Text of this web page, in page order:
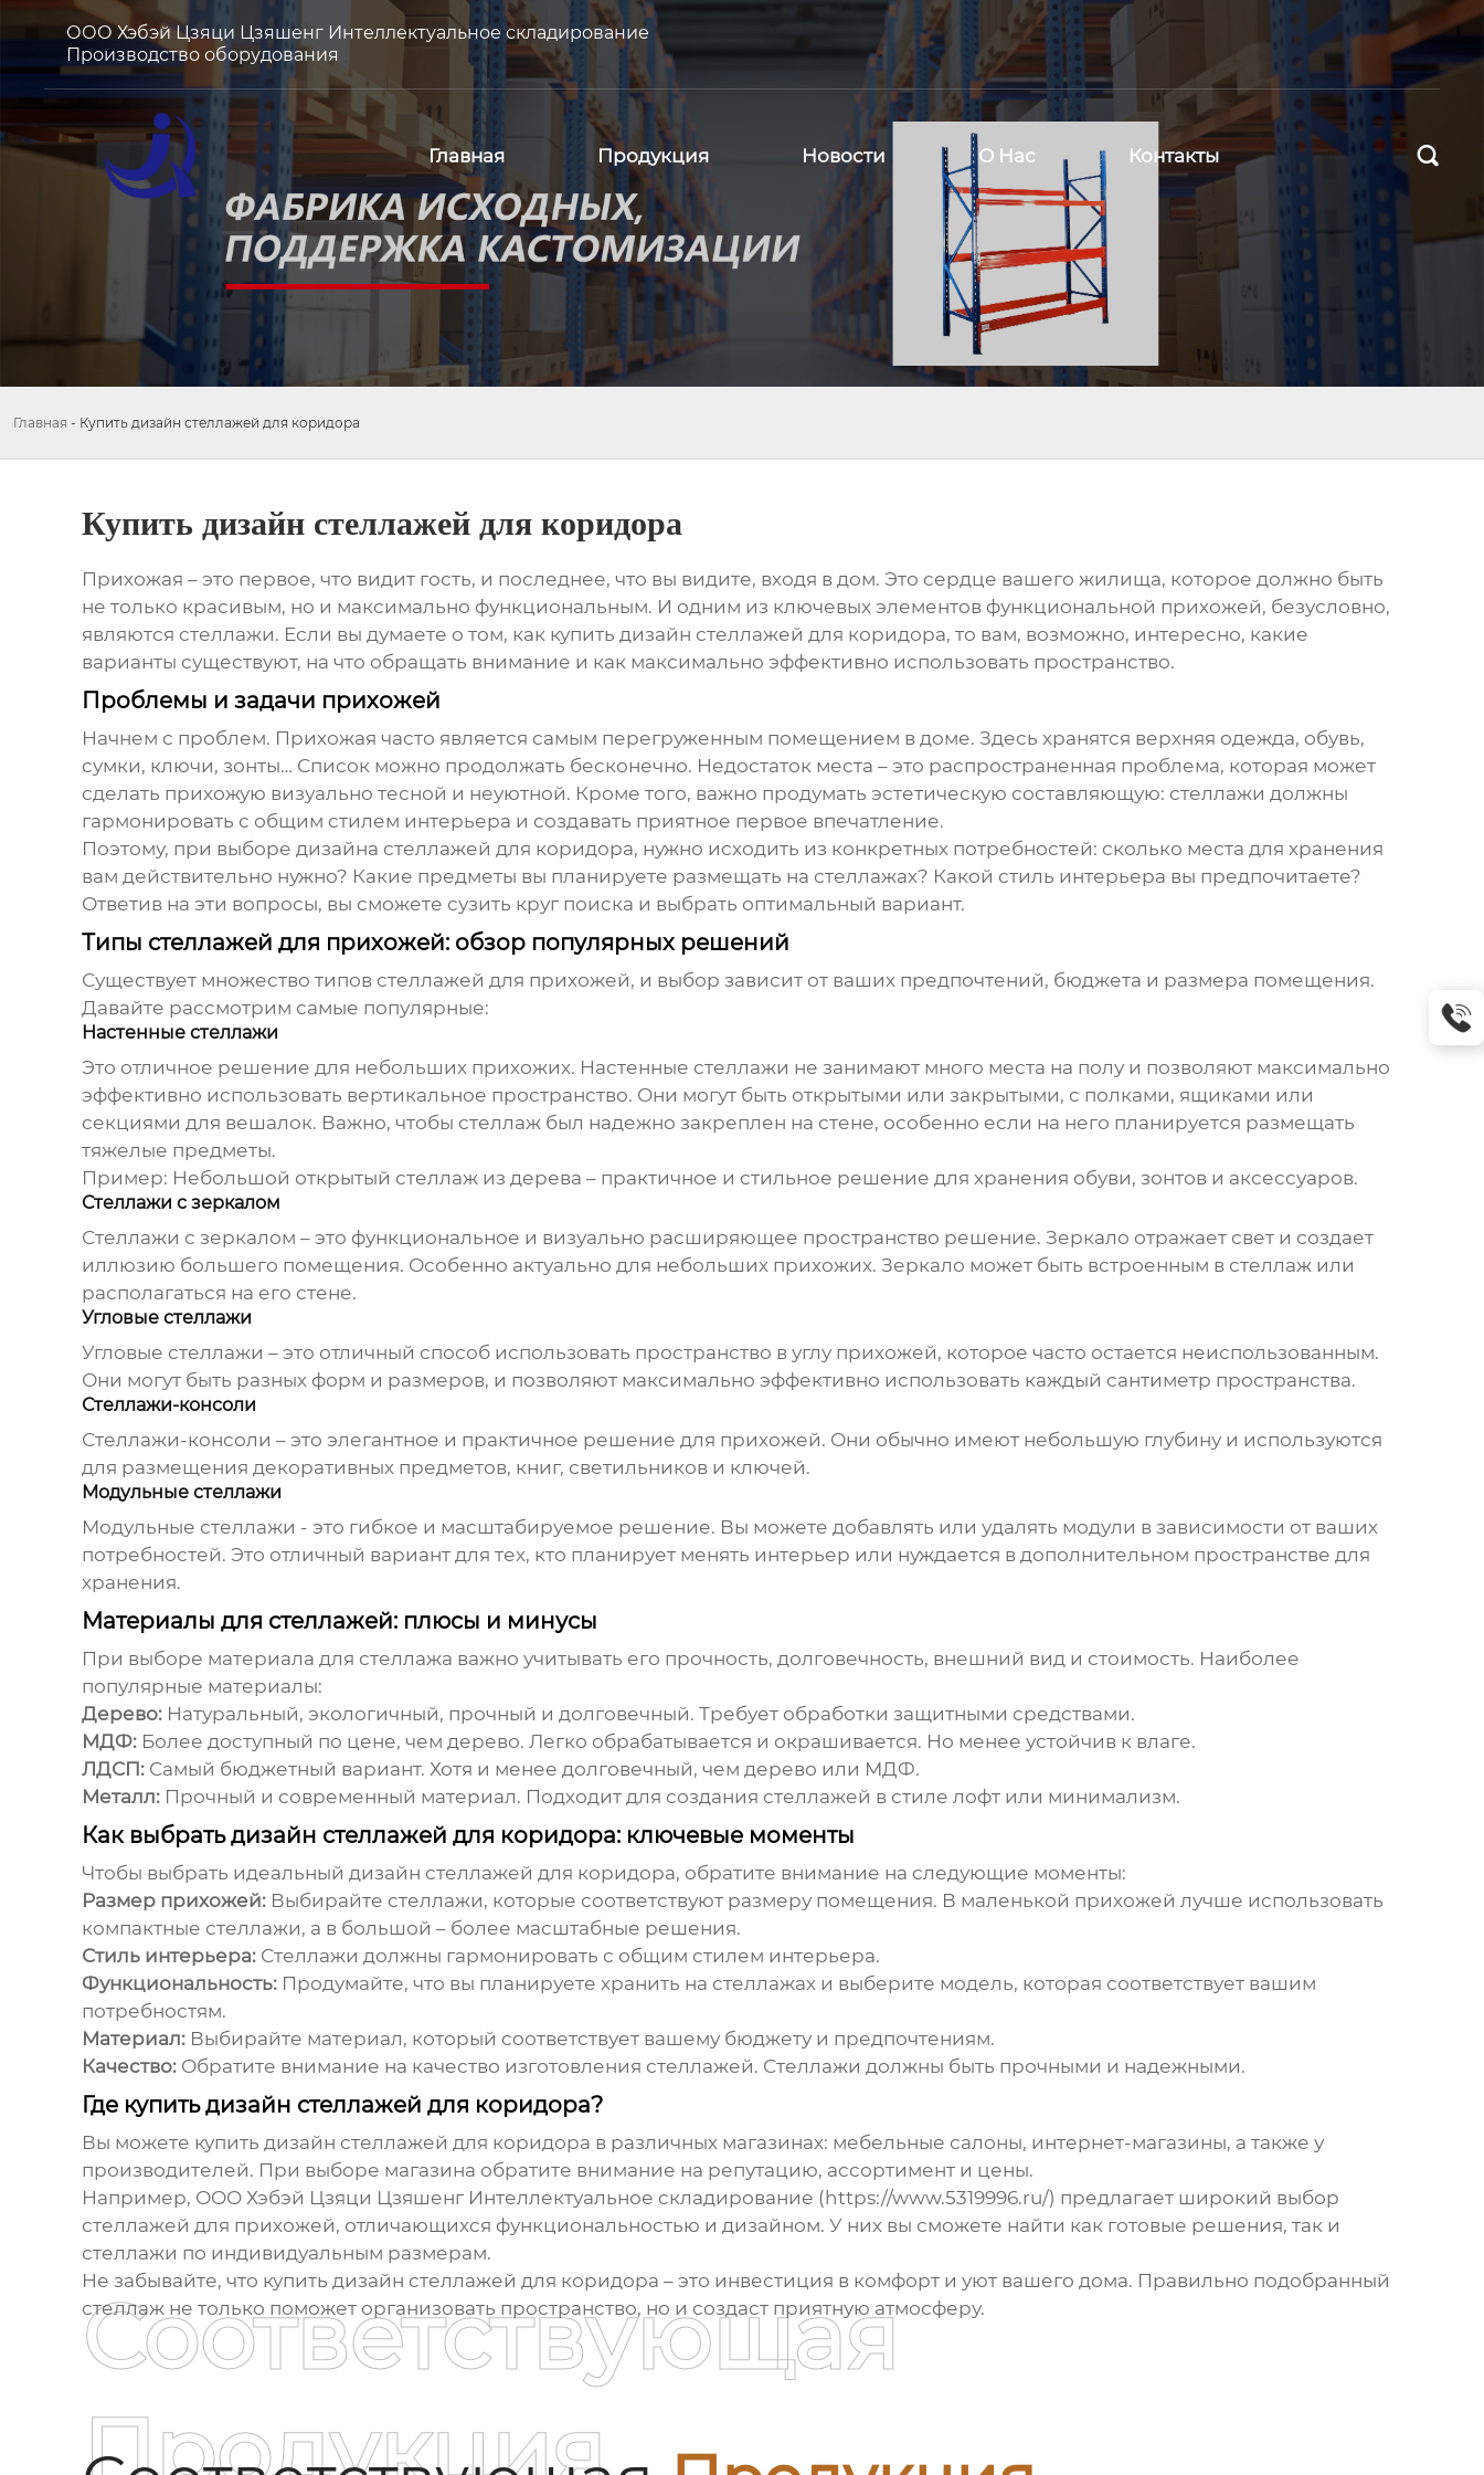
ООО Хэбэй Цзяци Цзяшенг Интеллектуальное складирование
Производство оборудования
Главная Продукция Новости О Нас Контакты 
Главная - Купить дизайн стеллажей для коридора
Купить дизайн стеллажей для коридора
Прихожая – это первое, что видит гость, и последнее, что вы видите, входя в дом. Это сердце вашего жилища, которое должно быть
не только красивым, но и максимально функциональным. И одним из ключевых элементов функциональной прихожей, безусловно,
являются стеллажи. Если вы думаете о том, как купить дизайн стеллажей для коридора, то вам, возможно, интересно, какие
варианты существуют, на что обращать внимание и как максимально эффективно использовать пространство.
Проблемы и задачи прихожей
Начнем с проблем. Прихожая часто является самым перегруженным помещением в доме. Здесь хранятся верхняя одежда, обувь,
сумки, ключи, зонты… Список можно продолжать бесконечно. Недостаток места – это распространенная проблема, которая может
сделать прихожую визуально тесной и неуютной. Кроме того, важно продумать эстетическую составляющую: стеллажи должны
гармонировать с общим стилем интерьера и создавать приятное первое впечатление.
Поэтому, при выборе дизайна стеллажей для коридора, нужно исходить из конкретных потребностей: сколько места для хранения
вам действительно нужно? Какие предметы вы планируете размещать на стеллажах? Какой стиль интерьера вы предпочитаете?
Ответив на эти вопросы, вы сможете сузить круг поиска и выбрать оптимальный вариант.
Типы стеллажей для прихожей: обзор популярных решений
Существует множество типов стеллажей для прихожей, и выбор зависит от ваших предпочтений, бюджета и размера помещения.
Давайте рассмотрим самые популярные:
Настенные стеллажи
Это отличное решение для небольших прихожих. Настенные стеллажи не занимают много места на полу и позволяют максимально
эффективно использовать вертикальное пространство. Они могут быть открытыми или закрытыми, с полками, ящиками или
секциями для вешалок. Важно, чтобы стеллаж был надежно закреплен на стене, особенно если на него планируется размещать
тяжелые предметы.
Пример: Небольшой открытый стеллаж из дерева – практичное и стильное решение для хранения обуви, зонтов и аксессуаров.
Стеллажи с зеркалом
Стеллажи с зеркалом – это функциональное и визуально расширяющее пространство решение. Зеркало отражает свет и создает
иллюзию большего помещения. Особенно актуально для небольших прихожих. Зеркало может быть встроенным в стеллаж или
располагаться на его стене.
Угловые стеллажи
Угловые стеллажи – это отличный способ использовать пространство в углу прихожей, которое часто остается неиспользованным.
Они могут быть разных форм и размеров, и позволяют максимально эффективно использовать каждый сантиметр пространства.
Стеллажи-консоли
Стеллажи-консоли – это элегантное и практичное решение для прихожей. Они обычно имеют небольшую глубину и используются
для размещения декоративных предметов, книг, светильников и ключей.
Модульные стеллажи
Модульные стеллажи - это гибкое и масштабируемое решение. Вы можете добавлять или удалять модули в зависимости от ваших
потребностей. Это отличный вариант для тех, кто планирует менять интерьер или нуждается в дополнительном пространстве для
хранения.
Материалы для стеллажей: плюсы и минусы
При выборе материала для стеллажа важно учитывать его прочность, долговечность, внешний вид и стоимость. Наиболее
популярные материалы:
Дерево:Натуральный, экологичный, прочный и долговечный. Требует обработки защитными средствами.
МДФ:Более доступный по цене, чем дерево. Легко обрабатывается и окрашивается. Но менее устойчив к влаге.
ЛДСП:Самый бюджетный вариант. Хотя и менее долговечный, чем дерево или МДФ.
Металл:Прочный и современный материал. Подходит для создания стеллажей в стиле лофт или минимализм.
Как выбрать дизайн стеллажей для коридора: ключевые моменты
Чтобы выбрать идеальный дизайн стеллажей для коридора, обратите внимание на следующие моменты:
Размер прихожей:Выбирайте стеллажи, которые соответствуют размеру помещения. В маленькой прихожей лучше использовать
компактные стеллажи, а в большой – более масштабные решения.
Стиль интерьера:Стеллажи должны гармонировать с общим стилем интерьера.
Функциональность:Продумайте, что вы планируете хранить на стеллажах и выберите модель, которая соответствует вашим
потребностям.
Материал:Выбирайте материал, который соответствует вашему бюджету и предпочтениям.
Качество:Обратите внимание на качество изготовления стеллажей. Стеллажи должны быть прочными и надежными.
Где купить дизайн стеллажей для коридора?
Вы можете купить дизайн стеллажей для коридора в различных магазинах: мебельные салоны, интернет-магазины, а также у
производителей. При выборе магазина обратите внимание на репутацию, ассортимент и цены.
Например, ООО Хэбэй Цзяци Цзяшенг Интеллектуальное складирование (https://www.5319996.ru/) предлагает широкий выбор
стеллажей для прихожей, отличающихся функциональностью и дизайном. У них вы сможете найти как готовые решения, так и
стеллажи по индивидуальным размерам.
Не забывайте, что купить дизайн стеллажей для коридора – это инвестиция в комфорт и уют вашего дома. Правильно подобранный
стеллаж не только поможет организовать пространство, но и создаст приятную атмосферу.
Соответствующая
Продукция